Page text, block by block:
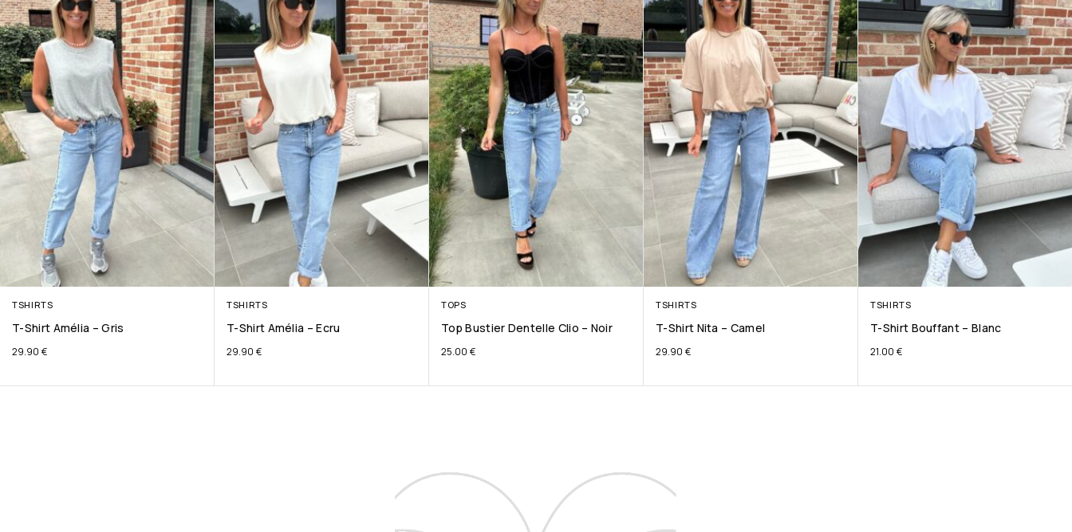
TSHIRTS
T-Shirt Amélia – Gris
29.90 €
TSHIRTS
T-Shirt Amélia – Ecru
29.90 €
TOPS
Top Bustier Dentelle Clio – Noir
25.00 €
TSHIRTS
T-Shirt Nita – Camel
29.90 €
TSHIRTS
T-Shirt Bouffant – Blanc
21.00 €